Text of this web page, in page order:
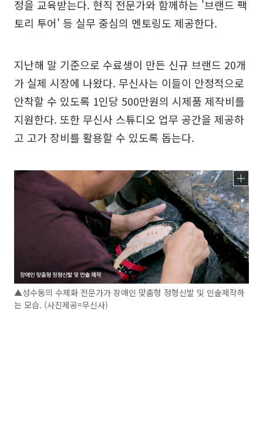
정을 교육받는다. 현직 전문가와 함께하는 '브랜드 팩
토리 투어' 등 실무 중심의 멘토링도 제공한다.
지난해 말 기준으로 수료생이 만든 신규 브랜드 20개
가 실제 시장에 나왔다. 무신사는 이들이 안정적으로
안착할 수 있도록 1인당 500만원의 시제품 제작비를
지원한다. 또한 무신사 스튜디오 업무 공간을 제공하
고 고가 장비를 활용할 수 있도록 돕는다.
▲성수동의 수제화 전문가가 장애인 맞춤형 정형신발 및 인솔제작하
는 모습. (사진제공=무신사)